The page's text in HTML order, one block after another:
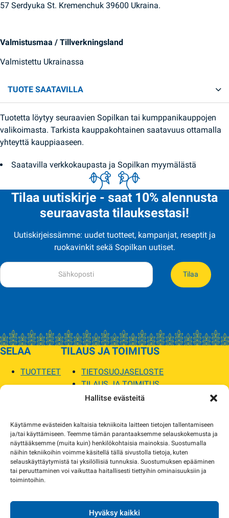
Hallitse evästeitä
Käytämme evästeiden kaltaisia tekniikoita laitteen tietojen tallentamiseen
ja/tai käyttämiseen. Teemme tämän parantaaksemme selauskokemusta ja
näyttääksemme (muita kuin) henkilökohtaisia mainoksia. Suostumalla
näihin tekniikoihin voimme käsitellä tällä sivustolla tietoja, kuten
selauskäyttäytymistä tai yksilöllisiä tunnuksia. Suostumuksen epääminen
tai peruuttaminen voi vaikuttaa haitallisesti tiettyihin ominaisuuksiin ja
toimintoihin.
Hyväksy kaikki
57 Serdyuka St. Kremenchuk 39600 Ukraina.
Valmistusmaa / Tillverkningsland
Valmistettu Ukrainassa
TUOTE SAATAVILLA
Tuotetta löytyy seuraavien Sopilkan tai kumppanikauppojen
valikoimasta. Tarkista kauppakohtainen saatavuus ottamalla
yhteyttä kauppiaaseen.
Saatavilla verkkokaupasta ja Sopilkan myymälästä
Tilaa uutiskirje - saat 10% alennusta
seuraavasta tilauksestasi!
Uutiskirjeissämme: uudet tuotteet, kampanjat, reseptit ja
ruokavinkit sekä Sopilkan uutiset.
Tilaa
SELAA
TUOTTEET
TILAUS JA TOIMITUS
TIETOSUOJASELOSTE
TILAUS JA TOIMITUS
TOIMITUSEHDOT
MYYMÄLÄT JA YHTEYSTIEDOT
USEIN KYSYTYT
AJANKOHTAISTA
yhteyttä ja sovimme korvaavista tuotteista.